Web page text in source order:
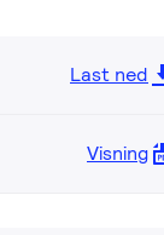
Last ned
Visning